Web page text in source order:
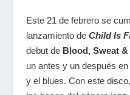
Este 21 de febrero se
lanzamiento de Child Is
debut de Blood, Sweat &
un antes y un después
y el blues. Con este